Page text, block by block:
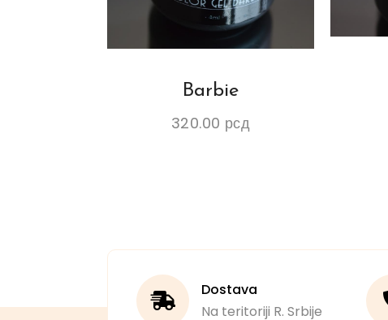
Barbie
320.00 рсд
Dostava
Na teritoriji R. Srbije